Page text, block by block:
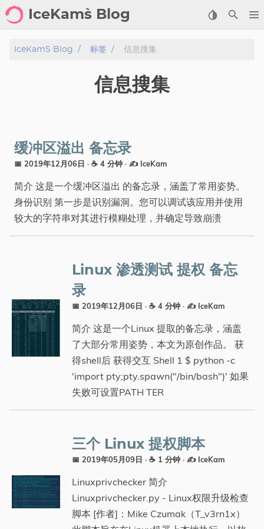
IceKam`s Blog
首页
工具
剑客导航
关于
标签
IceKam`s Blog 标签 信息搜集
信息搜集
缓冲区溢出 备忘录
📅 2019年12月06日 · ☕ 4 分钟 · ✍️ IceKam
简介 这是一个缓冲区溢出 的备忘录，涵盖了常用姿势。
身份识别 第一步是识别漏洞。您可以调试该应用并使用
较大的字符串对其进行模糊处理，并确定导致崩溃
Linux 渗透测试 提权 备忘
录
📅 2019年12月06日 · ☕ 4 分钟 · ✍️ IceKam
简介 这是一个Linux 提取的备忘录，涵盖
了大部分常用姿势，本文为原创作品。 获
得shell后 获得交互 Shell 1 $ python -c
'import pty;pty.spawn("/bin/bash")' 如果
失败可设置PATH TER
三个 Linux 提权脚本
📅 2019年05月09日 · ☕ 1 分钟 · ✍️ IceKam
Linuxprivchecker 简介
Linuxprivchecker.py - Linux权限升级检查
脚本 [作者]：Mike Czumak（T_v3rn1x）